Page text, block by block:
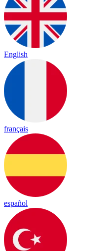
English
français
español